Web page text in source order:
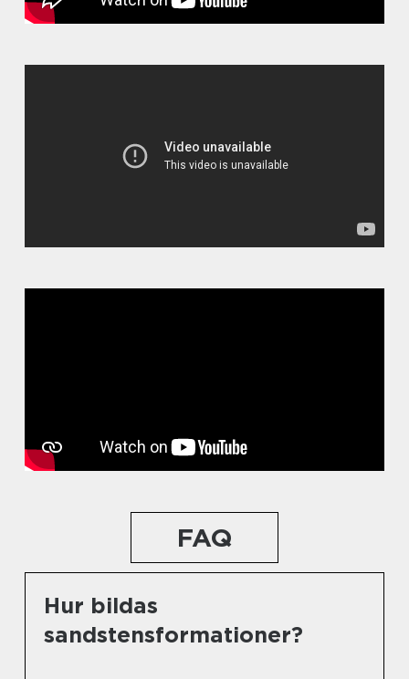
FAQ
Hur bildas
sandstensformationer?